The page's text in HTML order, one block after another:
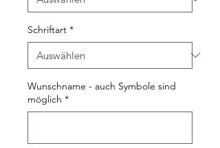
Schriftart *
Wunschname - auch Symbole sind
möglich *